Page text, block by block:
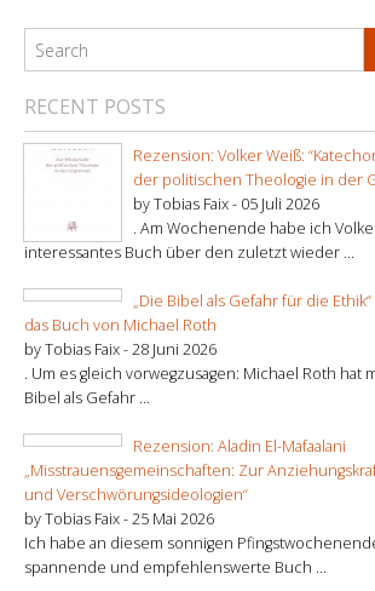
RECENT POSTS
Rezension: Volker Weiß:
der politischen Theologie in der
by Tobias Faix - 05 Juli 2026
. Am Wochenende habe ich
interessantes Buch über den zuletzt wieder ...
„Die Bibel als Gefahr für die
das Buch von Michael Roth
by Tobias Faix -28 Juni 2026
. Um es gleich vorwegzusagen: Michael Roth hat
Bibel als Gefahr ...
Rezension: Aladin El-Mafaalani
„Misstrauensgemeinschaften: Zur
und Verschwörungsideologien“
by Tobias Faix -25 Mai 2026
Ich habe an diesem sonnigen
spannende und empfehlenswerte Buch ...